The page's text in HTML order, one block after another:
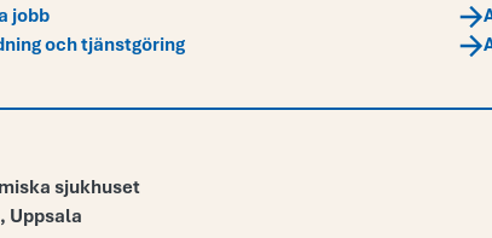
jobb
och tjänstgöring
sjukhuset
, Uppsala